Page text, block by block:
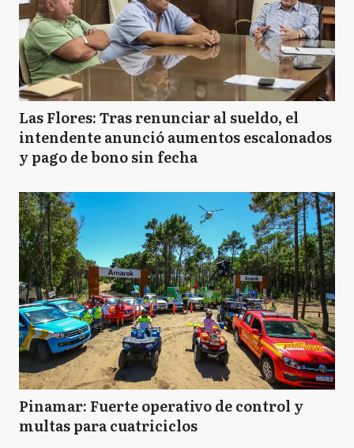
Las Flores: Tras renunciar al sueldo, el
intendente anunció aumentos escalonados
y pago de bono sin fecha
Pinamar: Fuerte operativo de control y
multas para cuatriciclos